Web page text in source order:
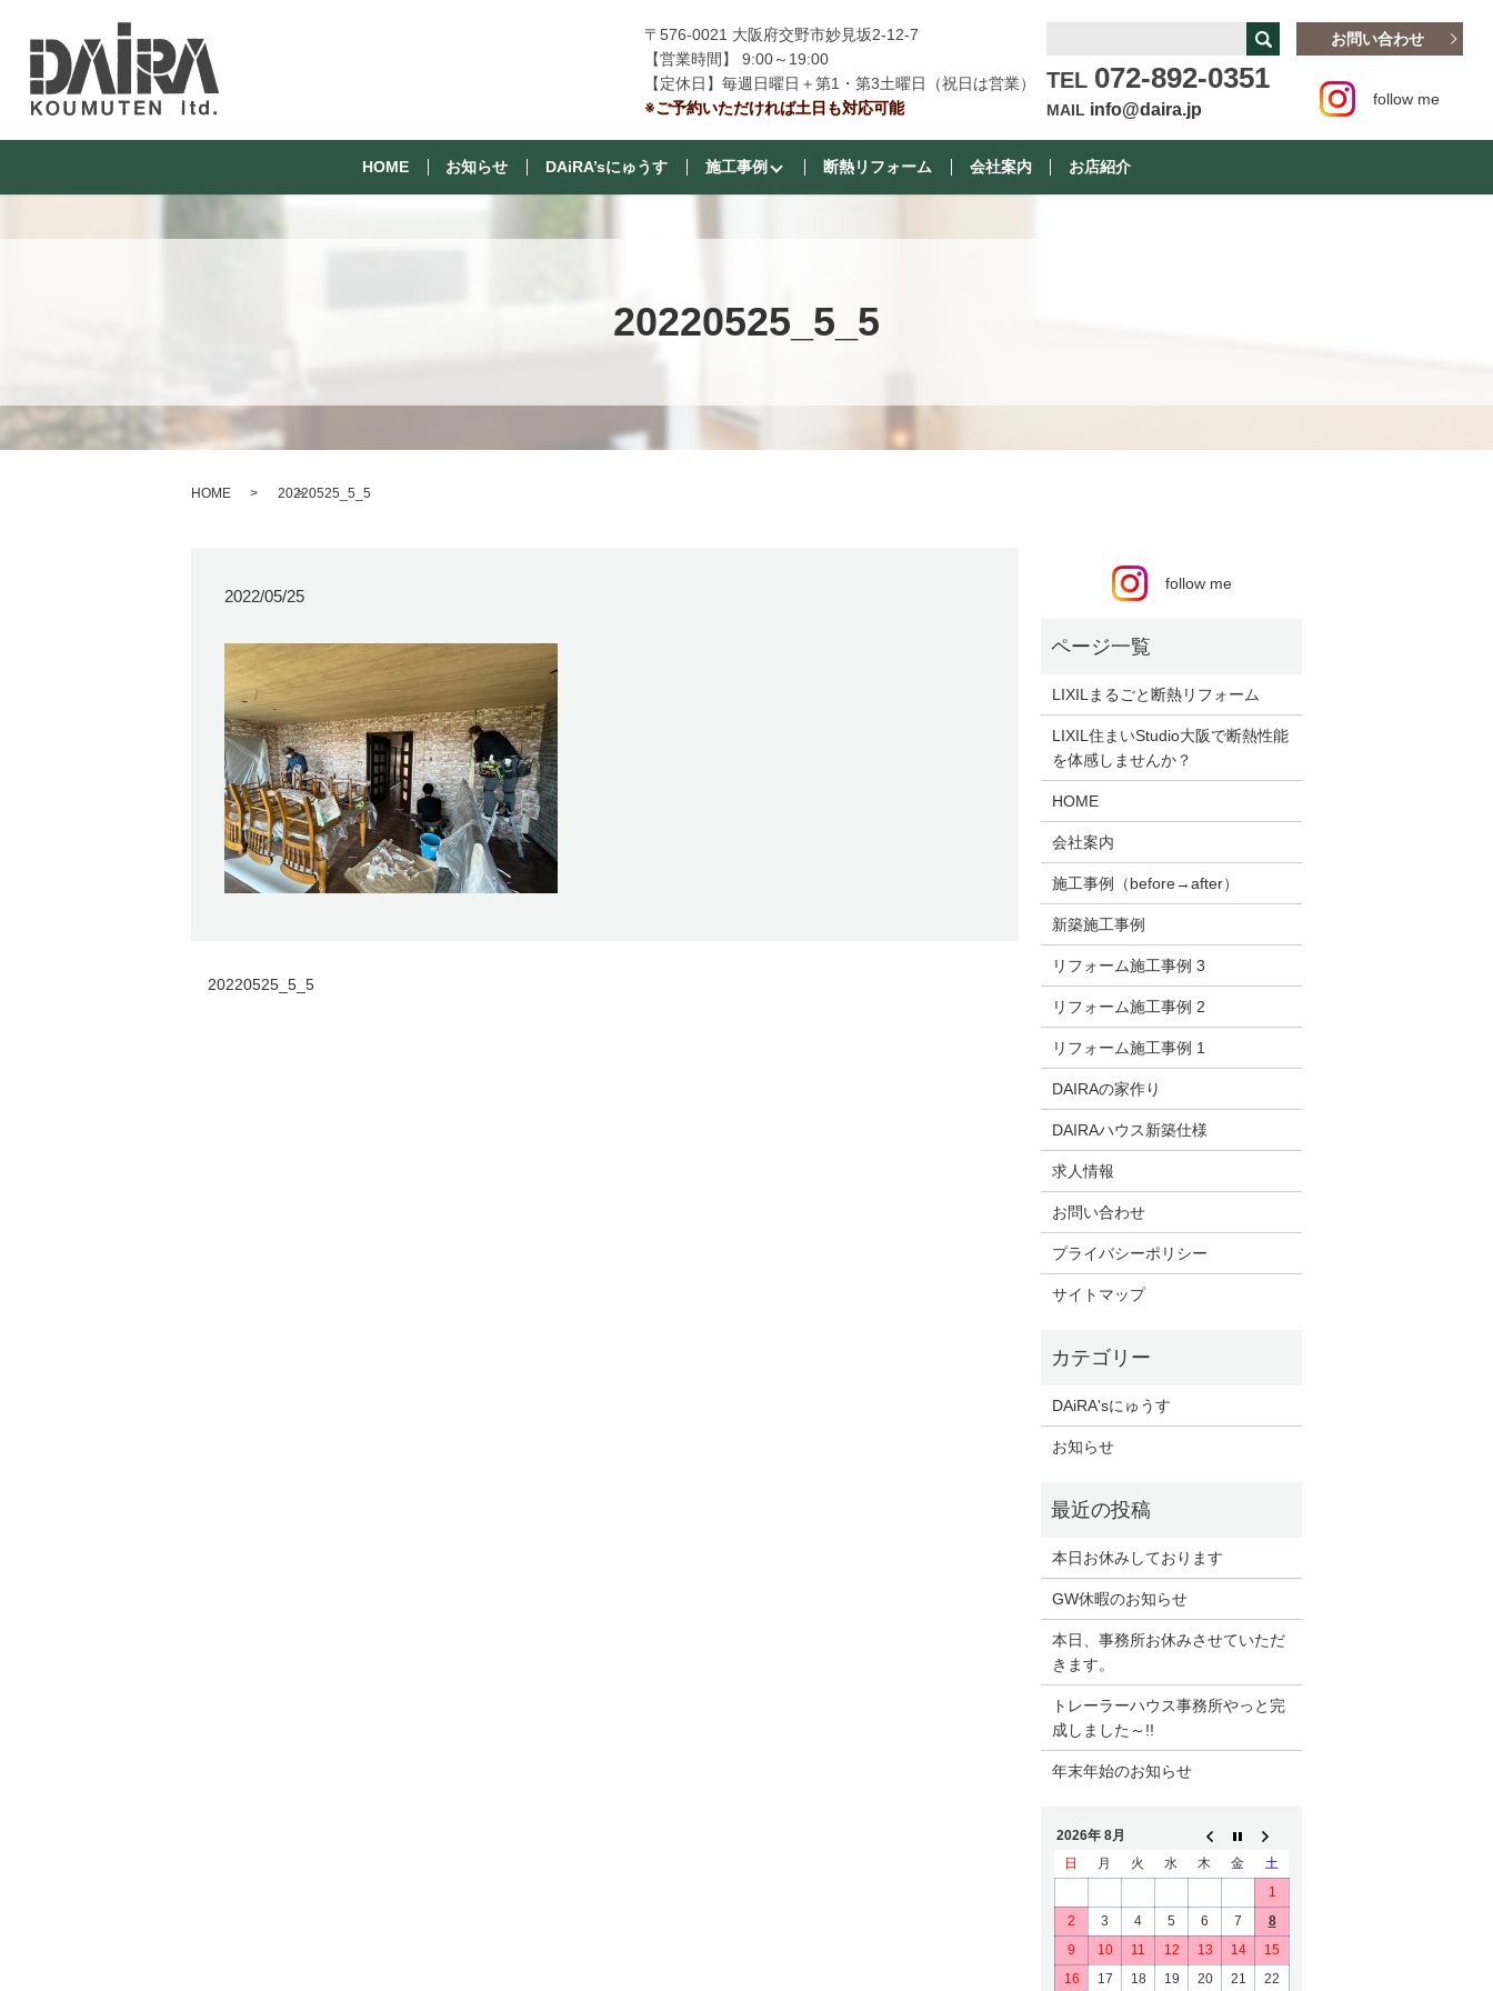
〒576-0021 大阪府交野市妙見坂2-12-7
【営業時間】 9:00～19:00
【定休日】毎週日曜日＋第1・第3土曜日（祝日は営業）
※ご予約いただければ土日も対応可能
TEL 072-892-0351
MAIL info@daira.jp
お問い合わせ
follow me
HOME お知らせ DAiRA’sにゅうす 施工事例 断熱リフォーム 会社案内 お店紹介
20220525_5_5
HOME 20220525_5_5
2022/05/25
20220525_5_5
follow me
LIXILまるごと断熱リフォーム
LIXIL住まいStudio大阪で断熱性能
を体感しませんか？
HOME
会社案内
施工事例（before→after）
新築施工事例
リフォーム施工事例 3
リフォーム施工事例 2
リフォーム施工事例 1
DAIRAの家作り
DAIRAハウス新築仕様
求人情報
お問い合わせ
プライバシーポリシー
サイトマップ
DAiRA'sにゅうす
お知らせ
本日お休みしております
GW休暇のお知らせ
本日、事務所お休みさせていただ
きます。
トレーラーハウス事務所やっと完
成しました～!!
年末年始のお知らせ
2026年 8月
日
月 火 水 木 金
土
1
2
3 4 5 6 7
8
9
10 11 12 13 14
15
16
17 18 19 20 21 22